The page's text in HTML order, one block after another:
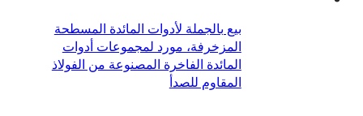
بيع بالجملة لأدوات المائدة المسطحة
المزخرفة، مورد لمجموعات أدوات
المائدة الفاخرة المصنوعة من الفولاذ
المقاوم للصدأ